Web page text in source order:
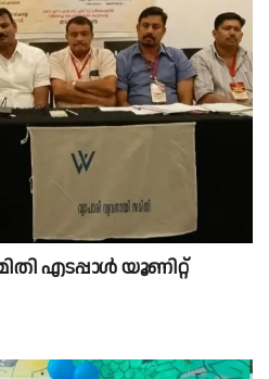
എടപ്പാൾ യൂണിറ്റ്